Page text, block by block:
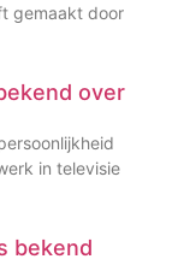
gemaakt door
over
in televisie
bekend